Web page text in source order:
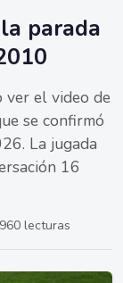
parada
ver el video de
se confirmó
La jugada
16
lecturas